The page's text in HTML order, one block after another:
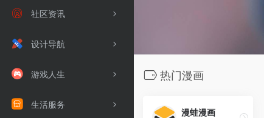
社区资讯
设计导航
游戏人生
生活服务
热门漫画
漫蛙漫画